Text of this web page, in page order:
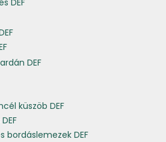
DEF
DEF
küszöb DEF
bordáslemezek DEF